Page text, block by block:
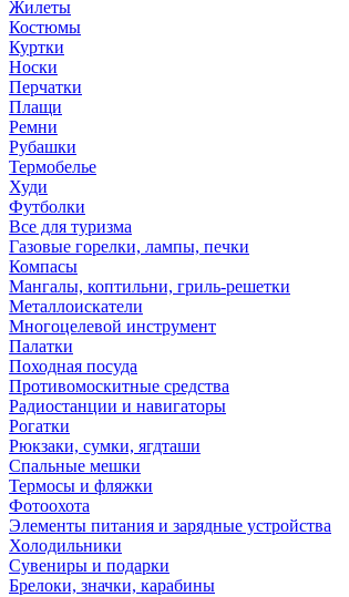
Жилеты
Костюмы
Куртки
Носки
Перчатки
Плащи
Ремни
Рубашки
Термобелье
Худи
Футболки
Все для туризма
Газовые горелки, лампы, печки
Компасы
Мангалы, коптильни, гриль-решетки
Металлоискатели
Многоцелевой инструмент
Палатки
Походная посуда
Противомоскитные средства
Радиостанции и навигаторы
Рогатки
Рюкзаки, сумки, ягдташи
Спальные мешки
Термосы и фляжки
Фотоохота
Элементы питания и зарядные устройства
Холодильники
Сувениры и подарки
Брелоки, значки, карабины